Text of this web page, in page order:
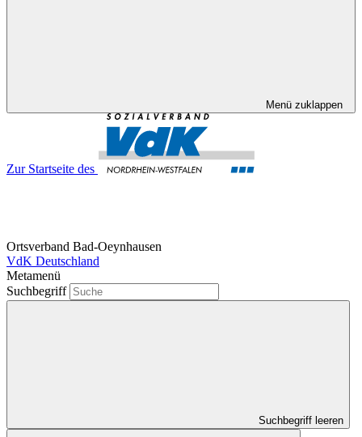
Menü zuklappen
Zur Startseite des
Ortsverband Bad-Oeynhausen
VdK Deutschland
Metamenü
Suchbegriff
Suchbegriff leeren